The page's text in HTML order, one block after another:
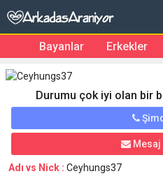
Bayanlar Erkekler
Durumu çok iyi olan bir
Mesaj
Adı vs Nick : Ceyhungs37